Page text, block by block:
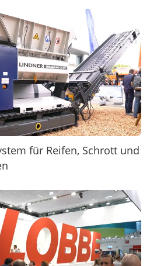
für Reifen, Schrott und